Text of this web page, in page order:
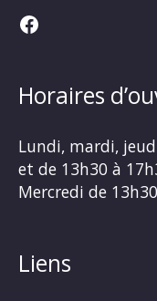
Facebook
Horaires
Lundi, mardi,
et de 13h30 à
Mercredi de
Liens